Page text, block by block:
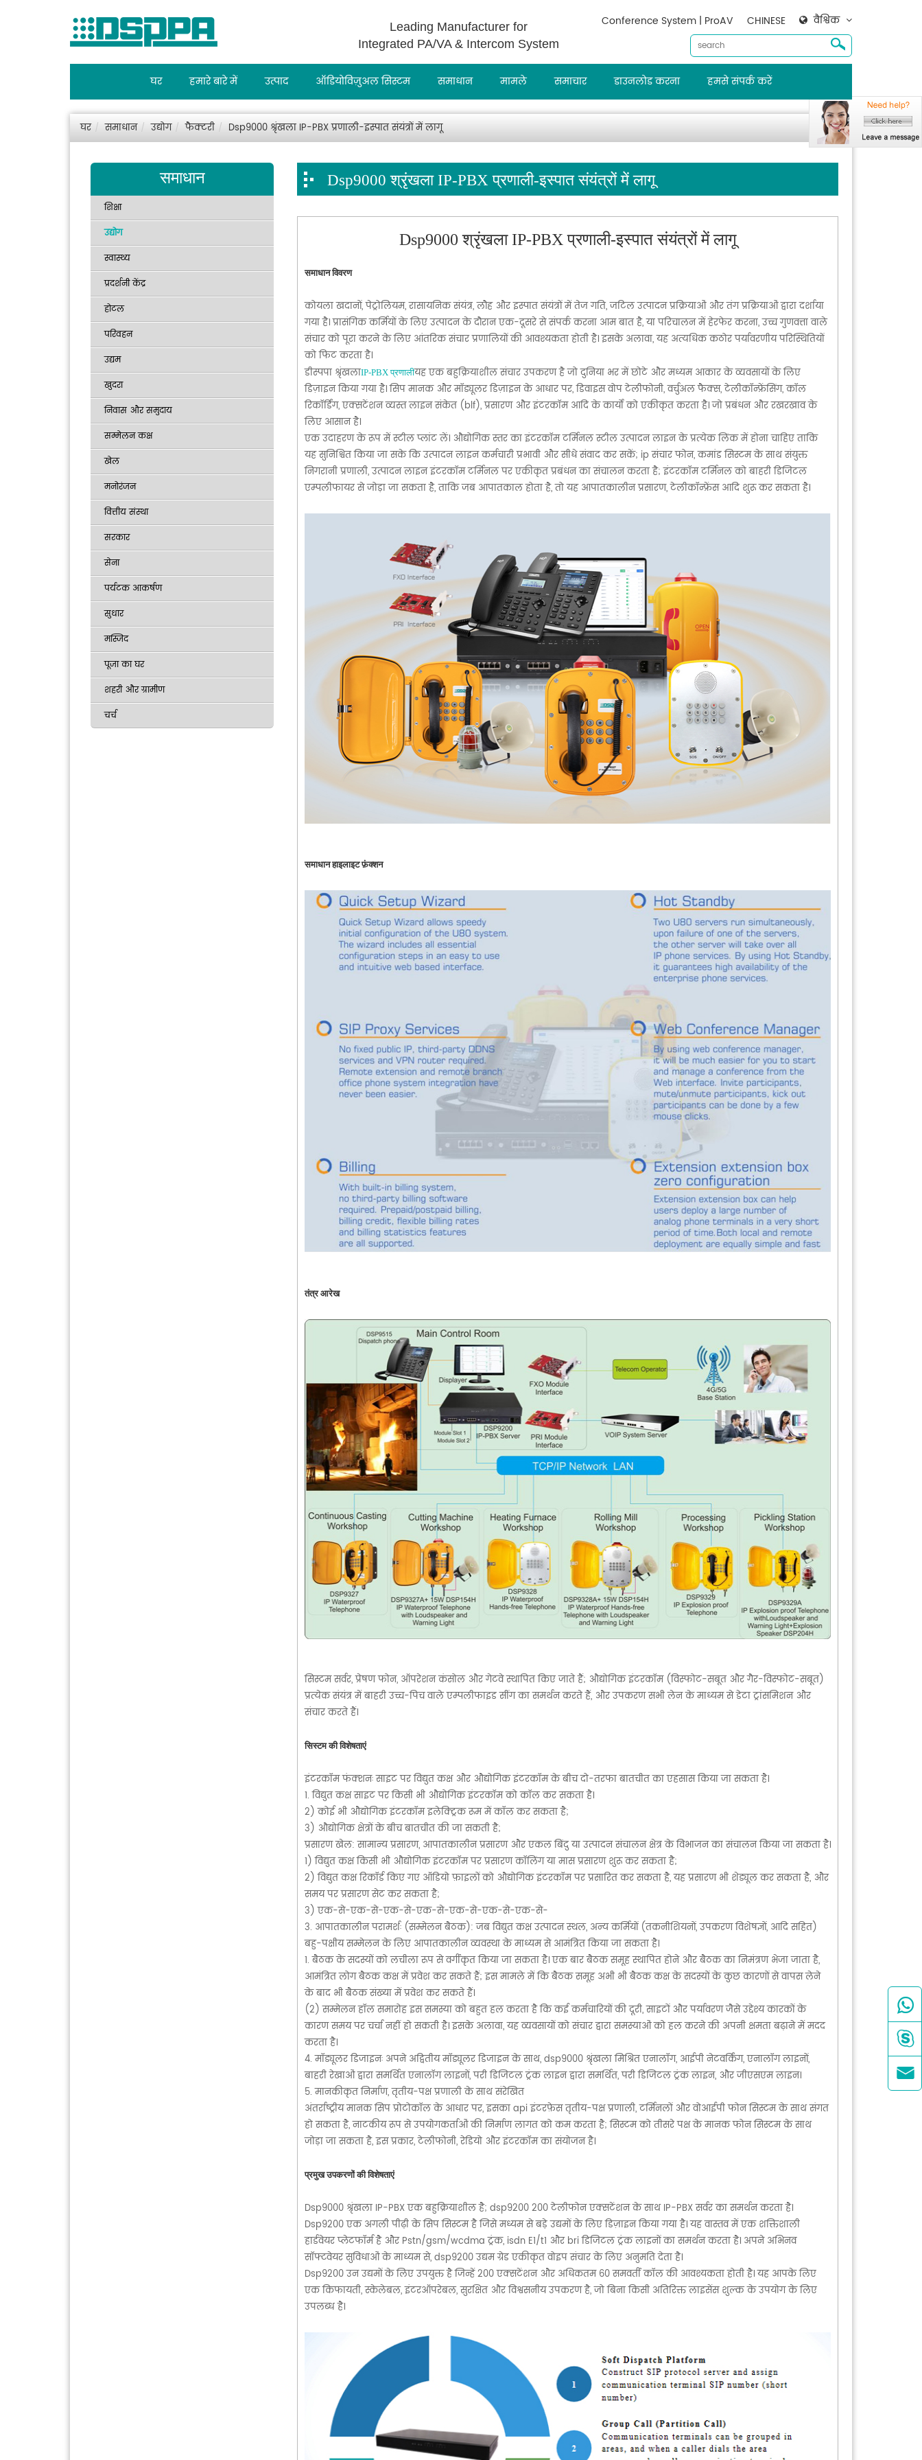
Leading Manufacturer for
Integrated PA/VA & Intercom System
वैश्विक
CHINESE
Conference System | ProAV
घर हमारे बारे में उत्पाद ऑडियोविज़ुअल सिस्टम समाधान मामले समाचार डाउनलोड करना हमसे संपर्क करें
घर समाधान उद्योग फैक्टरी Dsp9000 श्रृंखला IP-PBX प्रणाली-इस्पात संयंत्रों में लागू
समाधान
शिक्षा
उद्योग
स्वास्थ्य
प्रदर्शनी केंद्र
होटल
परिवहन
उद्यम
खुदरा
निवास और समुदाय
सम्मेलन कक्ष
खेल
मनोरंजन
वित्तीय संस्था
सरकार
सेना
पर्यटक आकर्षण
सुधार
मस्जिद
पूजा का घर
शहरी और ग्रामीण
चर्च
Dsp9000 श्रृंखला IP-PBX प्रणाली-इस्पात संयंत्रों में लागू
Dsp9000 श्रृंखला IP-PBX प्रणाली-इस्पात संयंत्रों में लागू
समाधान विवरण
कोयला खदानों, पेट्रोलियम, रासायनिक संयंत्र, लौह और इस्पात संयंत्रों में तेज गति, जटिल उत्पादन प्रक्रियाओं और तंग प्रक्रियाओं द्वारा दर्शाया
गया है। प्रासंगिक कर्मियों के लिए उत्पादन के दौरान एक-दूसरे से संपर्क करना आम बात है, या परिचालन में हेरफेर करना, उच्च गुणवत्ता वाले
संचार को पूरा करने के लिए आंतरिक संचार प्रणालियों की आवश्यकता होती है। इसके अलावा, यह अत्यधिक कठोर पर्यावरणीय परिस्थितियों
को फिट करता है।
डीस्पपा श्रृंखलाIP-PBX प्रणालीयह एक बहुक्रियाशील संचार उपकरण है जो दुनिया भर में छोटे और मध्यम आकार के व्यवसायों के लिए
डिज़ाइन किया गया है। सिप मानक और मॉड्यूलर डिज़ाइन के आधार पर, डिवाइस वोप टेलीफोनी, वर्चुअल फैक्स, टेलीकॉन्फ्रेंसिंग, कॉल
रिकॉर्डिंग, एक्सटेंशन व्यस्त लाइन संकेत (blf), प्रसारण और इंटरकॉम आदि के कार्यों को एकीकृत करता है। जो प्रबंधन और रखरखाव के
लिए आसान है।
एक उदाहरण के रूप में स्टील प्लांट लें। औद्योगिक स्तर का इंटरकॉम टर्मिनल स्टील उत्पादन लाइन के प्रत्येक लिंक में होना चाहिए ताकि
यह सुनिश्चित किया जा सके कि उत्पादन लाइन कर्मचारी प्रभावी और सीधे संवाद कर सकें; ip संचार फोन, कमांड सिस्टम के साथ संयुक्त
निगरानी प्रणाली, उत्पादन लाइन इंटरकॉम टर्मिनल पर एकीकृत प्रबंधन का संचालन करता है; इंटरकॉम टर्मिनल को बाहरी डिजिटल
एम्पलीफायर से जोड़ा जा सकता है, ताकि जब आपातकाल होता है, तो यह आपातकालीन प्रसारण, टेलीकॉन्फ्रेंस आदि शुरू कर सकता है।
समाधान हाइलाइट फ़ंक्शन
तंत्र आरेख
सिस्टम सर्वर, प्रेषण फोन, ऑपरेशन कंसोल और गेटवे स्थापित किए जाते हैं; औद्योगिक इंटरकॉम (विस्फोट-सबूत और गैर-विस्फोट-सबूत)
प्रत्येक संयंत्र में बाहरी उच्च-पिच वाले एम्पलीफाइड सींग का समर्थन करते हैं, और उपकरण सभी लेन के माध्यम से डेटा ट्रांसमिशन और
संचार करते हैं।
सिस्टम की विशेषताएं
इंटरकॉम फंक्शनः साइट पर विद्युत कक्ष और औद्योगिक इंटरकॉम के बीच दो-तरफा बातचीत का एहसास किया जा सकता है।
1. विद्युत कक्ष साइट पर किसी भी औद्योगिक इंटरकॉम को कॉल कर सकता है।
2) कोई भी औद्योगिक इंटरकॉम इलेक्ट्रिक रूम में कॉल कर सकता है;
3) औद्योगिक क्षेत्रों के बीच बातचीत की जा सकती है;
प्रसारण खेल: सामान्य प्रसारण, आपातकालीन प्रसारण और एकल बिंदु या उत्पादन संचालन क्षेत्र के विभाजन का संचालन किया जा सकता है।
1) विद्युत कक्ष किसी भी औद्योगिक इंटरकॉम पर प्रसारण कॉलिंग या मास प्रसारण शुरू कर सकता है;
2) विद्युत कक्ष रिकॉर्ड किए गए ऑडियो फ़ाइलों को औद्योगिक इंटरकॉम पर प्रसारित कर सकता है, यह प्रसारण भी शेड्यूल कर सकता है, और
समय पर प्रसारण सेट कर सकता है;
3) एक-से-एक-से-एक-से-एक-से-एक-से-एक-से-एक-से-
3. आपातकालीन परामर्शः (सम्मेलन बैठक): जब विद्युत कक्ष उत्पादन स्थल, अन्य कर्मियों (तकनीशियनों, उपकरण विशेषज्ञों, आदि सहित)
बहु-पक्षीय सम्मेलन के लिए आपातकालीन व्यवस्था के माध्यम से आमंत्रित किया जा सकता है।
1. बैठक के सदस्यों को लचीला रूप से वर्गीकृत किया जा सकता है। एक बार बैठक समूह स्थापित होने और बैठक का निमंत्रण भेजा जाता है,
आमंत्रित लोग बैठक कक्ष में प्रवेश कर सकते हैं; इस मामले में कि बैठक समूह अभी भी बैठक कक्ष के सदस्यों के कुछ कारणों से वापस लेने
के बाद भी बैठक संख्या में प्रवेश कर सकते हैं।
(2) सम्मेलन हॉल समारोह इस समस्या को बहुत हल करता है कि कई कर्मचारियों की दूरी, साइटों और पर्यावरण जैसे उद्देश्य कारकों के
कारण समय पर चर्चा नहीं हो सकती है। इसके अलावा, यह व्यवसायों को संचार द्वारा समस्याओं को हल करने की अपनी क्षमता बढ़ाने में मदद
करता है।
4. मॉड्यूलर डिजाइनः अपने अद्वितीय मॉड्यूलर डिजाइन के साथ, dsp9000 श्रृंखला मिश्रित एनालॉग, आईपी नेटवर्किंग, एनालॉग लाइनों,
बाहरी रेखाओं द्वारा समर्थित एनालॉग लाइनों, परी डिजिटल ट्रंक लाइन द्वारा समर्थित, परी डिजिटल ट्रंक लाइन, और जीएसएम लाइन।
5. मानकीकृत निर्माण, तृतीय-पक्ष प्रणाली के साथ संरेखित
अंतर्राष्ट्रीय मानक सिप प्रोटोकॉल के आधार पर, इसका api इंटरफ़ेस तृतीय-पक्ष प्रणाली, टर्मिनलों और वोआईपी फोन सिस्टम के साथ संगत
हो सकता है, नाटकीय रूप से उपयोगकर्ताओं की निर्माण लागत को कम करता है; सिस्टम को तीसरे पक्ष के मानक फोन सिस्टम के साथ
जोड़ा जा सकता है, इस प्रकार, टेलीफोनी, रेडियो और इंटरकॉम का संयोजन है।
प्रमुख उपकरणों की विशेषताएं
Dsp9000 श्रृंखला IP-PBX एक बहुक्रियाशील है; dsp9200 200 टेलीफोन एक्सटेंशन के साथ IP-PBX सर्वर का समर्थन करता है।
Dsp9200 एक अगली पीढ़ी के सिप सिस्टम है जिसे मध्यम से बड़े उद्यमों के लिए डिज़ाइन किया गया है। यह वास्तव में एक शक्तिशाली
हार्डवेयर प्लेटफॉर्म है और Pstn/gsm/wcdma ट्रंक, isdn E1/t1 और bri डिजिटल ट्रंक लाइनों का समर्थन करता है। अपने अभिनव
सॉफ्टवेयर सुविधाओं के माध्यम से, dsp9200 उद्यम ग्रेड एकीकृत वोइप संचार के लिए अनुमति देता है।
Dsp9200 उन उद्यमों के लिए उपयुक्त है जिन्हें 200 एक्सटेंशन और अधिकतम 60 समवर्ती कॉल की आवश्यकता होती है। यह आपके लिए
एक किफायती, स्केलेबल, इंटरऑपरेबल, सुरक्षित और विश्वसनीय उपकरण है, जो बिना किसी अतिरिक्त लाइसेंस शुल्क के उपयोग के लिए
उपलब्ध है।


